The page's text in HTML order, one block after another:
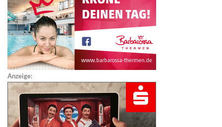
Anzeige: